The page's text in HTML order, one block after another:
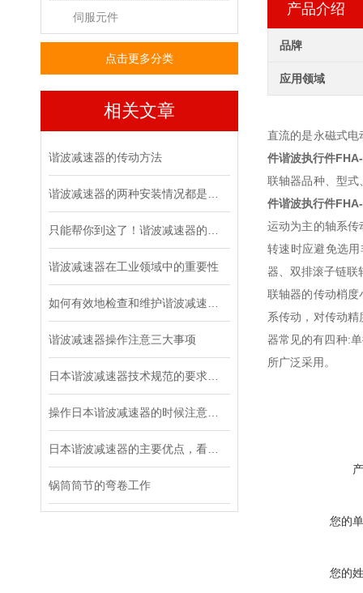
伺服元件
点击更多分类
相关文章
谐波减速器的传动方法
谐波减速器在工业领域中的重要性
谐波减速器操作注意三大事项
锅筒筒节的弯卷工作
产品介绍
品牌
应用领域
直流的是永磁式
件谐波执行件
联轴器品种、型
件谐波执行件
运动为主的轴系
转速时应避免选
器、双排滚子链联
联轴器的传动梢
系传动，对传动
器常见的有四种:
所广泛采用。
您的
您的